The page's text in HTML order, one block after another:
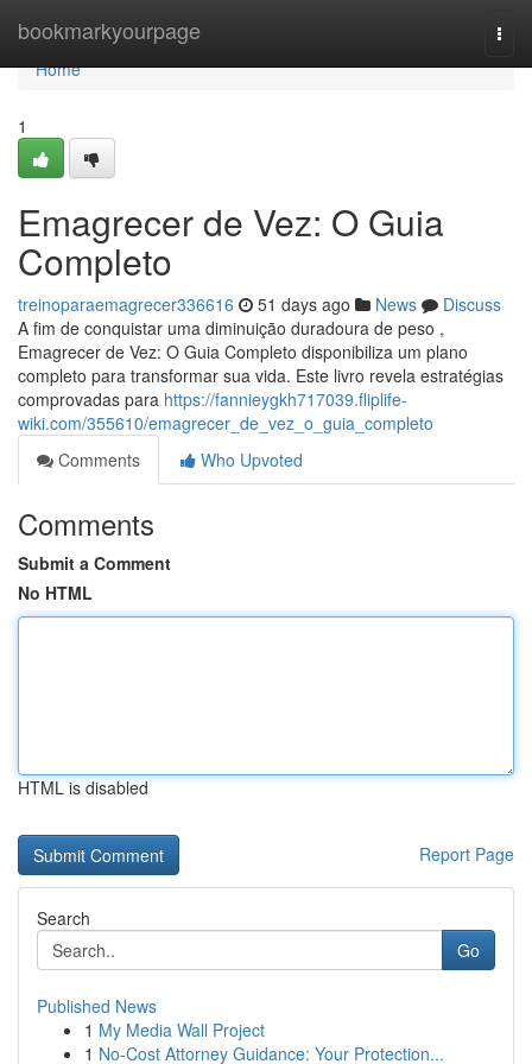
bookmarkyourpage
Home
Home
1
Emagrecer de Vez: O Guia
Completo
treinoparaemagrecer336616 51 days ago News
Discuss
A fim de conquistar uma diminuição duradoura de peso ,
Emagrecer de Vez: O Guia Completo disponibiliza um plano
completo para transformar sua vida. Este livro revela estratégias
comprovadas para https://fannieygkh717039.fliplife-
wiki.com/355610/emagrecer_de_vez_o_guia_completo
Comments
Who Upvoted
Comments
Submit a Comment
No HTML
HTML is disabled
Report Page
Search
Go
Published News
1 My Media Wall Project
1 No-Cost Attorney Guidance: Your Protection...